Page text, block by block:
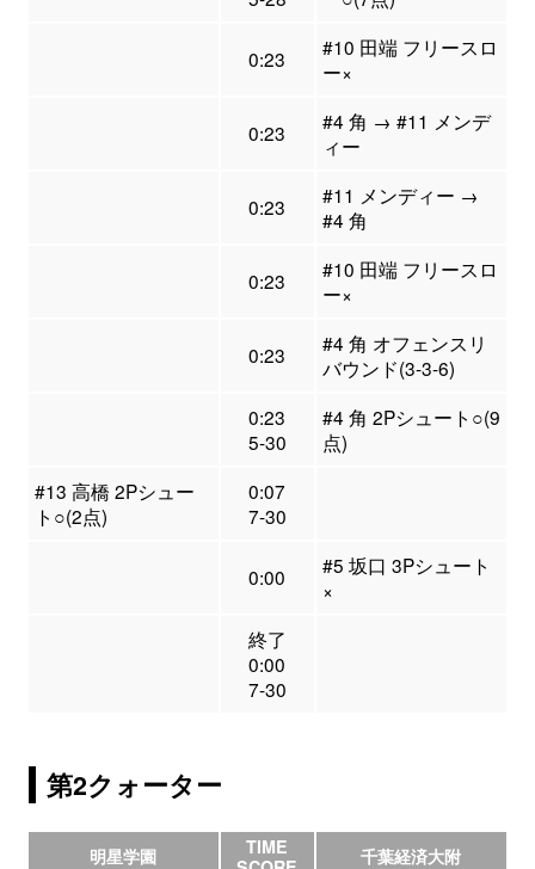
0:23
#10 田端 フリースロ
ー×
0:23
#4 角 → #11 メンデ
ィー
0:23
#11 メンディー →
#4 角
0:23
#10 田端 フリースロ
ー×
0:23
#4 角 オフェンスリ
バウンド(3-3-6)
0:23
5-30
#4 角 2Pシュート○(9
点)
#13 高橋 2Pシュー
ト○(2点)
0:07
7-30
0:00
#5 坂口 3Pシュート
×
終了
0:00
7-30
第2クォーター
明星学園
TIME
千葉経済大附